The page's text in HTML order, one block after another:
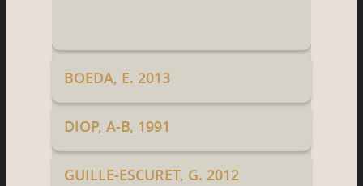
BOEDA, E. 2013
DIOP, A-B, 1991
GUILLE-ESCURET, G. 2012